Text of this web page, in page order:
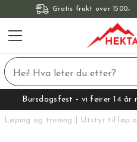
Gratis frakt over 1500,-
Bursdagsfest - vi feirer 14 år
Løping og trening Utstyr til løp